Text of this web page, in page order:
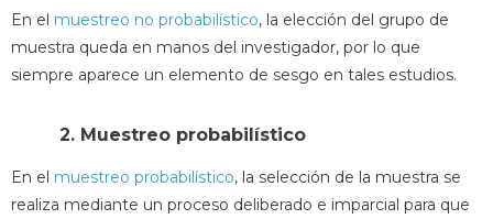
En el muestreo no probabilístico, la elección del grupo de
muestra queda en manos del investigador, por lo que
siempre aparece un elemento de sesgo en tales estudios.
2. Muestreo probabilístico
En el muestreo probabilístico, la selección de la muestra se
realiza mediante un proceso deliberado e imparcial para que